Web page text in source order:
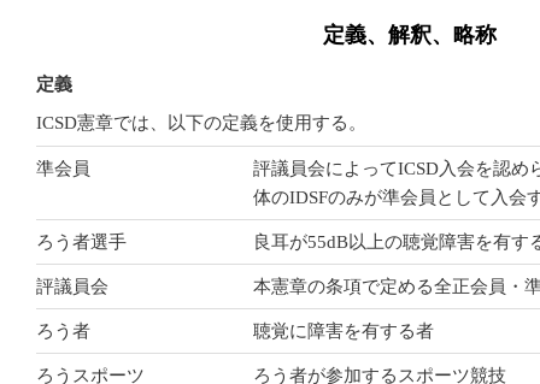
定義、解釈、略称
定義
ICSD憲章では、以下の定義を使用する。
準会員
評議員会によってICSD入会を認め
体のIDSFのみが準会員として入会
ろう者選手 良耳が55dB以上の聴覚障害を有す
評議員会 本憲章の条項で定める全正会員・
ろう者 聴覚に障害を有する者
ろうスポーツ ろう者が参加するスポーツ競技